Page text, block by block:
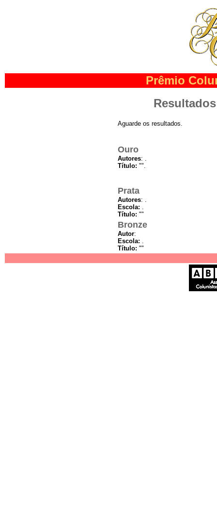
Prêmio
Aguarde os resultados.
Ouro
Autores: .
Título: "".
Prata
Autores: .
Escola: .
Título: ""
Bronze
Autor:
Escola: .
Título: ""